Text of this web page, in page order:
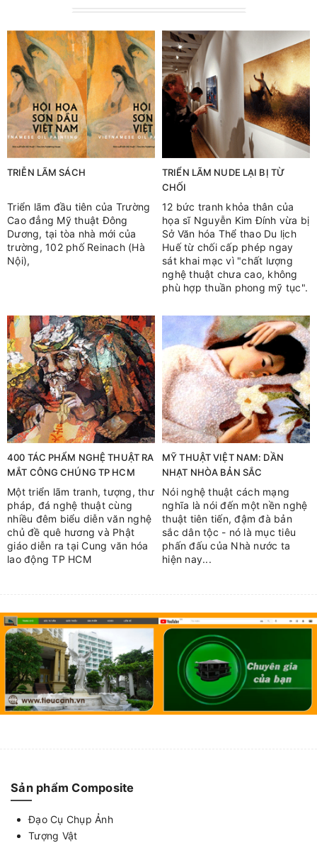
TRIỄN LÃM SÁCH
Triển lãm đầu tiên của Trường
Cao đẳng Mỹ thuật Đông
Dương, tại tòa nhà mới của
trường, 102 phố Reinach (Hà
Nội),
TRIỂN LÃM NUDE LẠI BỊ TỪ
CHỐI
12 bức tranh khỏa thân của
họa sĩ Nguyễn Kim Đính vừa bị
Sở Văn hóa Thể thao Du lịch
Huế từ chối cấp phép ngay
sát khai mạc vì "chất lượng
nghệ thuật chưa cao, không
phù hợp thuần phong mỹ tục".
400 TÁC PHẨM NGHỆ THUẬT RA
MẮT CÔNG CHÚNG TP HCM
Một triển lãm tranh, tượng, thư
pháp, đá nghệ thuật cùng
nhiều đêm biểu diễn văn nghệ
chủ đề quê hương và Phật
giáo diễn ra tại Cung văn hóa
lao động TP HCM
MỸ THUẬT VIỆT NAM: DẦN
NHẠT NHÒA BẢN SẮC
Nói nghệ thuật cách mạng
nghĩa là nói đến một nền nghệ
thuật tiên tiến, đậm đà bản
sắc dân tộc - nó là mục tiêu
phấn đấu của Nhà nước ta
hiện nay...
Sản phẩm Composite
Đạo Cụ Chụp Ảnh
Tượng Vật